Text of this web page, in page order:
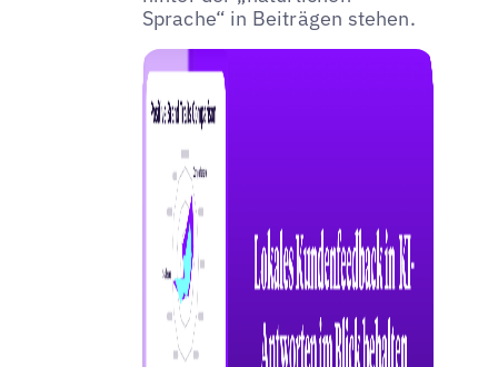
Sprache“ in Beiträgen stehen.